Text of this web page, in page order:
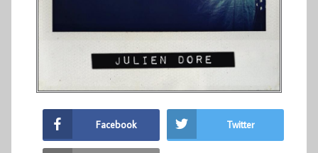
Facebook Twitter